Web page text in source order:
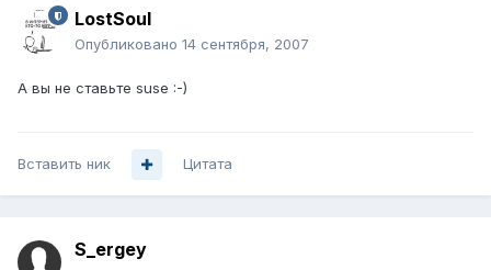
LostSoul
Опубликовано 14 сентября, 2007
А вы не ставьте suse :-)
Вставить ник Цитата
S_ergey